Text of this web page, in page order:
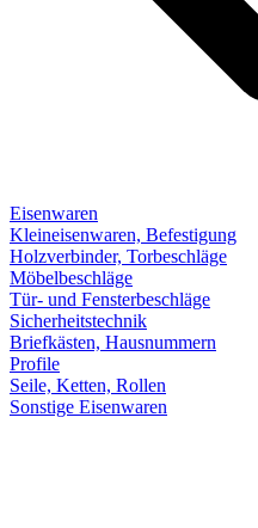
Eisenwaren
Kleineisenwaren, Befestigung
Holzverbinder, Torbeschläge
Möbelbeschläge
Tür- und Fensterbeschläge
Sicherheitstechnik
Briefkästen, Hausnummern
Profile
Seile, Ketten, Rollen
Sonstige Eisenwaren